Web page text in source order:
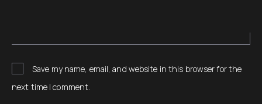
Save my name, email, and website in this browser for the
next time I comment.